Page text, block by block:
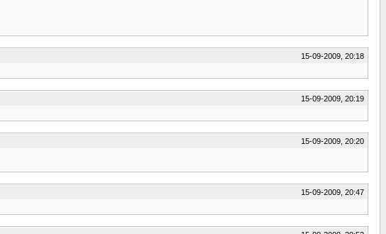
15-09-2009, 20:18
15-09-2009, 20:19
15-09-2009, 20:20
15-09-2009, 20:47